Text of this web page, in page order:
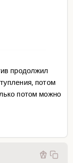
продолжил
потом
потом можно